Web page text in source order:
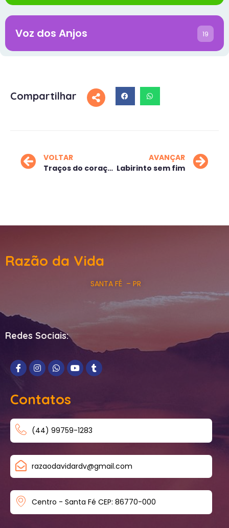
Voz dos Anjos 19
Compartilhar
VOLTAR
Traços do coração
AVANÇAR
Labirinto sem fim
Razão da Vida
SANTA FÉ – PR
Redes Sociais:
Contatos
(44) 99759-1283
razaodavidardv@gmail.com
Centro - Santa Fé CEP: 86770-000